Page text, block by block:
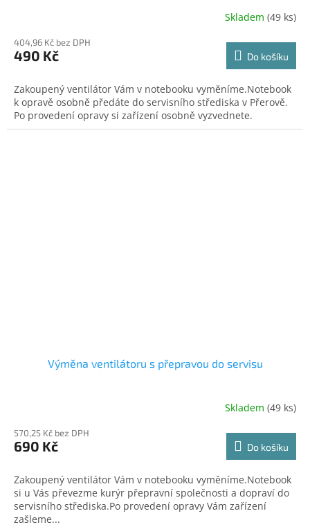
Skladem (49 ks)
404,96 Kč bez DPH
490 Kč Do košíku
Zakoupený ventilátor Vám v notebooku vyměníme.Notebook
k opravě osobně předáte do servisního střediska v Přerově.
Po provedení opravy si zařízení osobně vyzvednete.
Výměna ventilátoru s přepravou do servisu
Skladem (49 ks)
570,25 Kč bez DPH
690 Kč Do košíku
Zakoupený ventilátor Vám v notebooku vyměníme.Notebook
si u Vás převezme kurýr přepravní společnosti a dopraví do
servisního střediska.Po provedení opravy Vám zařízení
zašleme...